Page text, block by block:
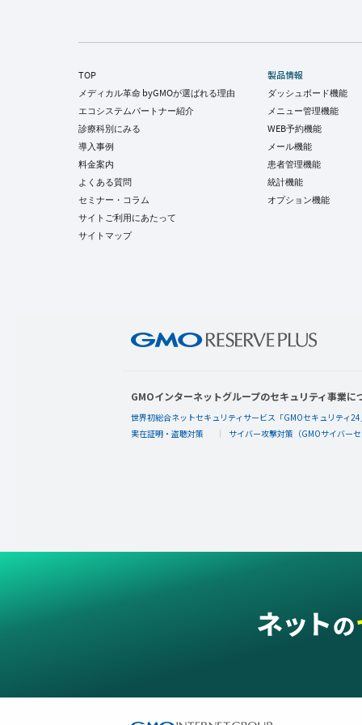
TOP
メディカル革命 byGMOが選ばれる理由
エコシステムパートナー紹介
診療科別にみる
導入事例
料金案内
よくある質問
セミナー・コラム
サイトご利用にあたって
サイトマップ
製品情報
ダッシュボード機能
メニュー管理機能
WEB予約機能
メール機能
患者管理機能
統計機能
オプション機能
GMOインターネットグループのセキュリティ事業に
世界初総合ネットセキュリティサービス「GMOセキュリティ
実在証明・盗聴対策
サイバー攻撃対策（GMOサイバー